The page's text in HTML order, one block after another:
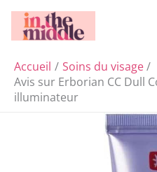
Aller
Accueil
Soins du visage
Avis sur Erborian CC Dull
illuminateur
Rechercher